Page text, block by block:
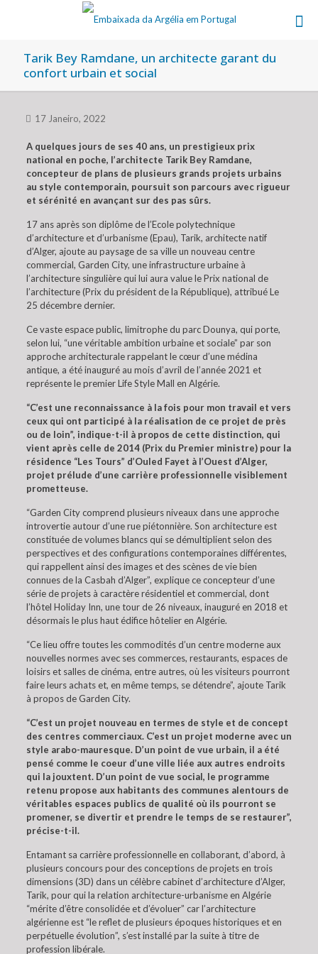
Tarik Bey Ramdane, un architecte garant du
confort urbain et social
17 Janeiro, 2022
A quelques jours de ses 40 ans, un prestigieux prix
national en poche, l’architecte Tarik Bey Ramdane,
concepteur de plans de plusieurs grands projets urbains
au style contemporain, poursuit son parcours avec rigueur
et sérénité en avançant sur des pas sûrs.
17 ans après son diplôme de l’Ecole polytechnique
d’architecture et d’urbanisme (Epau), Tarik, architecte natif
d’Alger, ajoute au paysage de sa ville un nouveau centre
commercial, Garden City, une infrastructure urbaine à
l’architecture singulière qui lui aura value le Prix national de
l’architecture (Prix du président de la République), attribué Le
25 décembre dernier.
Ce vaste espace public, limitrophe du parc Dounya, qui porte,
selon lui, “une véritable ambition urbaine et sociale” par son
approche architecturale rappelant le cœur d’une médina
antique, a été inauguré au mois d’avril de l’année 2021 et
représente le premier Life Style Mall en Algérie.
“C’est une reconnaissance à la fois pour mon travail et vers
ceux qui ont participé à la réalisation de ce projet de près
ou de loin”, indique-t-il à propos de cette distinction, qui
vient après celle de 2014 (Prix du Premier ministre) pour la
résidence “Les Tours” d’Ouled Fayet à l’Ouest d’Alger,
projet prélude d’une carrière professionnelle visiblement
prometteuse.
“Garden City comprend plusieurs niveaux dans une approche
introvertie autour d’une rue piétonnière. Son architecture est
constituée de volumes blancs qui se démultiplient selon des
perspectives et des configurations contemporaines différentes,
qui rappellent ainsi des images et des scènes de vie bien
connues de la Casbah d’Alger”, explique ce concepteur d’une
série de projets à caractère résidentiel et commercial, dont
l’hôtel Holiday Inn, une tour de 26 niveaux, inauguré en 2018 et
désormais le plus haut édifice hôtelier en Algérie.
“Ce lieu offre toutes les commodités d’un centre moderne aux
nouvelles normes avec ses commerces, restaurants, espaces de
loisirs et salles de cinéma, entre autres, où les visiteurs pourront
faire leurs achats et, en même temps, se détendre”, ajoute Tarik
à propos de Garden City.
“C’est un projet nouveau en termes de style et de concept
des centres commerciaux. C’est un projet moderne avec un
style arabo-mauresque. D’un point de vue urbain, il a été
pensé comme le coeur d’une ville liée aux autres endroits
qui la jouxtent. D’un point de vue social, le programme
retenu propose aux habitants des communes alentours de
véritables espaces publics de qualité où ils pourront se
promener, se divertir et prendre le temps de se restaurer”,
précise-t-il.
Entamant sa carrière professionnelle en collaborant, d’abord, à
plusieurs concours pour des conceptions de projets en trois
dimensions (3D) dans un célèbre cabinet d’architecture d’Alger,
Tarik, pour qui la relation architecture-urbanisme en Algérie
“mérite d’être consolidée et d’évoluer” car l’architecture
algérienne est “le reflet de plusieurs époques historiques et en
perpétuelle évolution”, s’est installé par la suite à titre de
profession libérale.